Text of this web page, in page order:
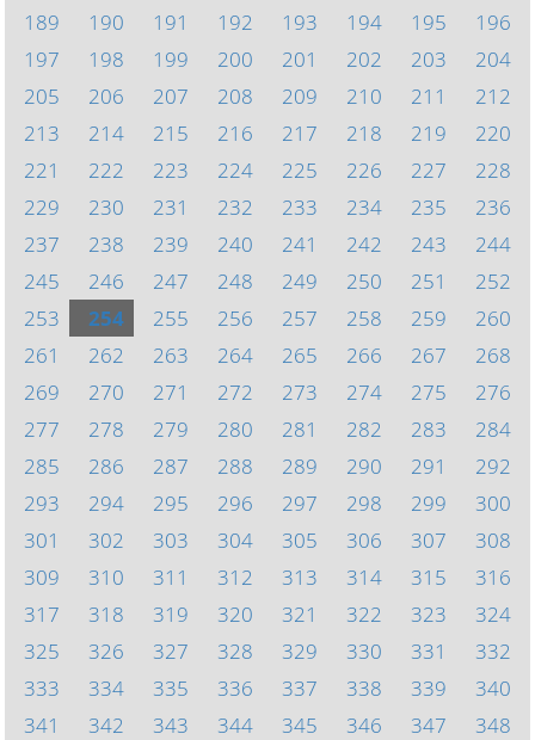
189
190 191 192 193 194 195
196
197
198 199 200 201 202 203
204
205
206 207 208 209 210 211
212
213
214 215 216 217 218 219
220
221
222 223 224 225 226 227
228
229
230 231 232 233 234 235
236
237
238 239 240 241 242 243
244
245
246 247 248 249 250 251
252
253
254 255 256 257 258 259
260
261
262 263 264 265 266 267
268
269
270 271 272 273 274 275
276
277
278 279 280 281 282 283
284
285
286 287 288 289 290 291
292
293
294 295 296 297 298 299
300
301
302 303 304 305 306 307
308
309
310 311 312 313 314 315
316
317
318 319 320 321 322 323
324
325
326 327 328 329 330 331
332
333
334 335 336 337 338 339
340
341
342 343 344 345 346 347 348